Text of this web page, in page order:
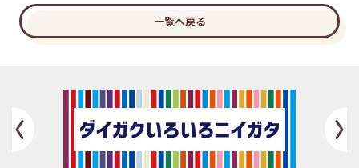
一覧へ戻る
Previous